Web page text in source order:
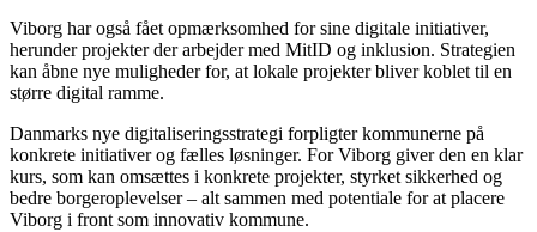
Viborg har også fået opmærksomhed for sine digitale initiativer,
herunder projekter der arbejder med MitID og inklusion. Strategien
kan åbne nye muligheder for, at lokale projekter bliver koblet til en
større digital ramme.
Danmarks nye digitaliseringsstrategi forpligter kommunerne på
konkrete initiativer og fælles løsninger. For Viborg giver den en klar
kurs, som kan omsættes i konkrete projekter, styrket sikkerhed og
bedre borgeroplevelser – alt sammen med potentiale for at placere
Viborg i front som innovativ kommune.